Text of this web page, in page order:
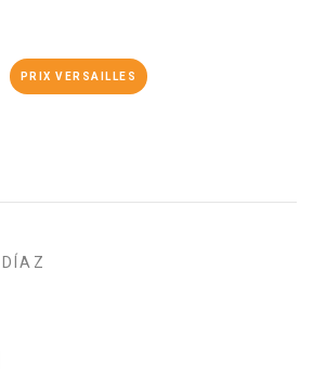
PRIX VERSAILLES